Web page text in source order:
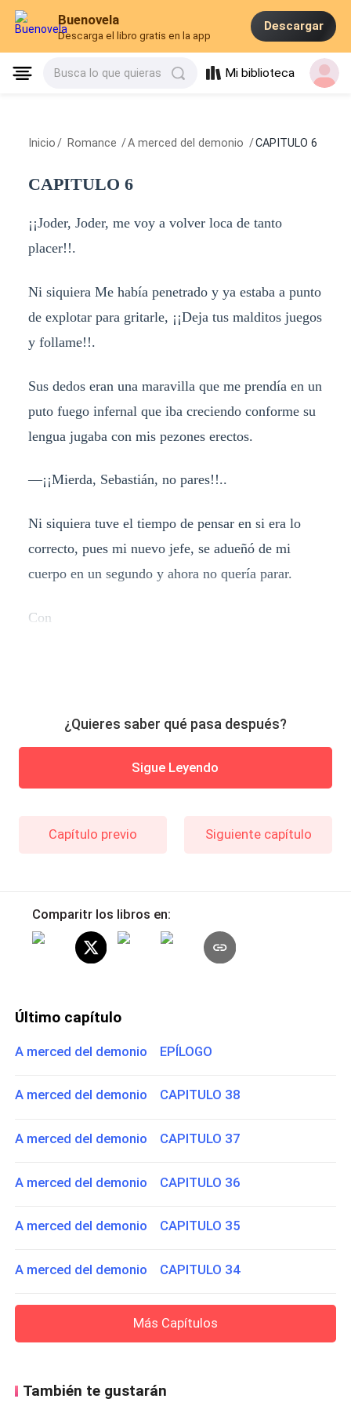
Buenovela
Descarga el libro gratis en la app
Descargar
Busca lo que quieras Mi biblioteca
Inicio / Romance /A merced del demonio /CAPITULO 6
CAPITULO 6
¡¡Joder, Joder, me voy a volver loca de tanto
placer!!.
Ni siquiera Me había penetrado y ya estaba a punto
de explotar para gritarle, ¡¡Deja tus malditos juegos
y follame!!.
Sus dedos eran una maravilla que me prendía en un
puto fuego infernal que iba creciendo conforme su
lengua jugaba con mis pezones erectos.
—¡¡Mierda, Sebastián, no pares!!..
Ni siquiera tuve el tiempo de pensar en si era lo
correcto, pues mi nuevo jefe, se adueñó de mi
cuerpo en un segundo y ahora no quería parar.
Con
¿Quieres saber qué pasa después?
Sigue Leyendo
Capítulo previo Siguiente capítulo
Comparitr los libros en:
Último capítulo
A merced del demonio EPÍLOGO
A merced del demonio CAPITULO 38
A merced del demonio CAPITULO 37
A merced del demonio CAPITULO 36
A merced del demonio CAPITULO 35
A merced del demonio CAPITULO 34
Más Capítulos
También te gustarán